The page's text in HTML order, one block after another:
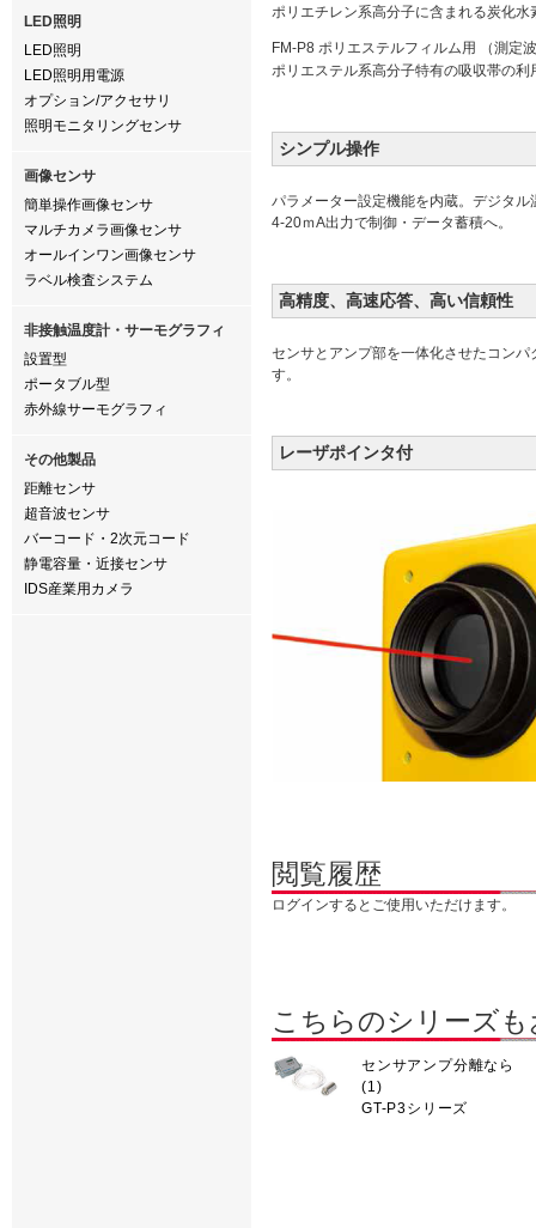
LED照明
LED照明
LED照明用電源
オプション/アクセサリ
照明モニタリングセンサ
画像センサ
簡単操作画像センサ
マルチカメラ画像センサ
オールインワン画像センサ
ラベル検査システム
非接触温度計・サーモグラフィ
設置型
ポータブル型
赤外線サーモグラフィ
その他製品
距離センサ
超音波センサ
バーコード・2次元コード
静電容量・近接センサ
IDS産業用カメラ
ポリエチレン系高分子に含まれる炭化
FM-P8 ポリエステルフィルム用 （測定
ポリエステル系高分子特有の吸収帯の利
シンプル操作
パラメーター設定機能を内蔵。デジタル
4-20ｍA出力で制御・データ蓄積へ。
高精度、高速応答、高い信頼性
センサとアンプ部を一体化させたコン
す。
レーザポインタ付
閲覧履歴
ログインするとご使用いただけます。
こちらのシリーズ
センサアンプ分離なら
(1)
GT-P3シリーズ